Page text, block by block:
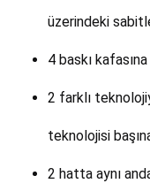
üzerindeki
4 baskı
2 farklı
teknolojisi
2 hatta aynı